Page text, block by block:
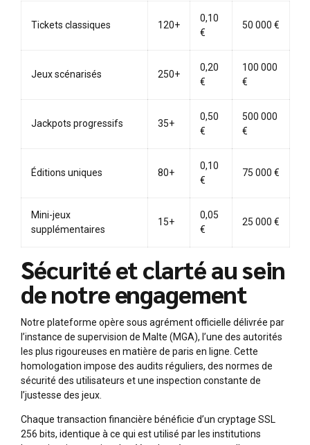
Tickets classiques 120+
0,10
€
50 000 €
Jeux scénarisés 250+
0,20
€
100 000
€
Jackpots progressifs 35+
0,50
€
500 000
€
Éditions uniques 80+
0,10
€
75 000 €
Mini-jeux
supplémentaires
15+
0,05
€
25 000 €
Sécurité et clarté au sein
de notre engagement
Notre plateforme opère sous agrément officielle délivrée par
l’instance de supervision de Malte (MGA), l’une des autorités
les plus rigoureuses en matière de paris en ligne. Cette
homologation impose des audits réguliers, des normes de
sécurité des utilisateurs et une inspection constante de
l’justesse des jeux.
Chaque transaction financière bénéficie d’un cryptage SSL
256 bits, identique à ce qui est utilisé par les institutions